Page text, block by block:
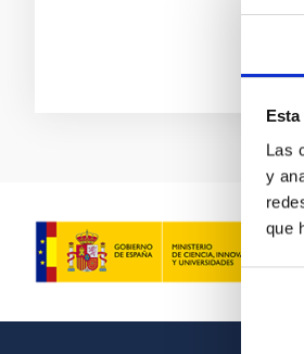
Las
y
que
Selección